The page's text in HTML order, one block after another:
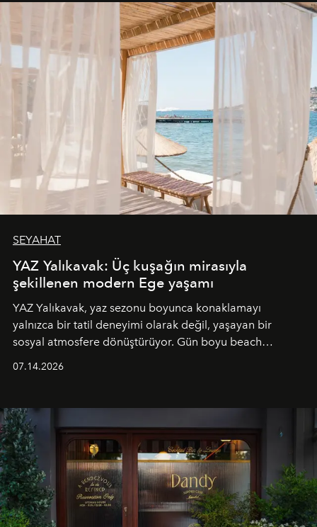
SEYAHAT
YAZ Yalıkavak: Üç kuşağın mirasıyla
şekillenen modern Ege yaşamı
YAZ Yalıkavak, yaz sezonu boyunca konaklamayı
yalnızca bir tatil deneyimi olarak değil, yaşayan bir
sosyal atmosfere dönüştürüyor. Gün boyu beach
tematik gastronomi geceleri misafirlerle buluşuyor.
Paylaşıma, lezzete ve müziğe odaklanan bu özel
akşamlar, YAZ’ın sade lüks anlayışını gün batımından
geceye taşıyarak her hafta farklı bir deneyim sunuyor.
07.14.2026